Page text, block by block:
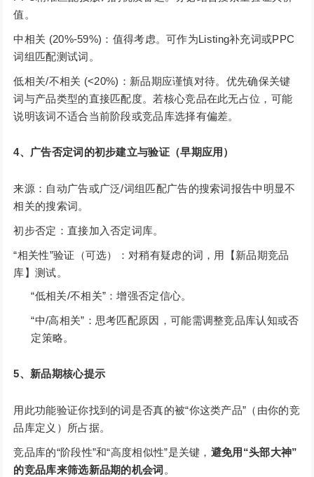
值。
中相关 (20%-59%)：值得考虑。可作为Listing补充词或PPC
词组匹配测试词。
低相关/不相关 (<20%)：新品期应谨慎对待。优先确保关键
词与产品类型的直接匹配度。若核心竞品在此无占位，可能
说明该词不适合当前阶段或竞品库选择有偏差。
4、广告否定词的初步建立与验证（早期应用）
来源：自动广告或广泛/词组匹配广告的搜索词报告中明显不
相关的搜索词。
初步否定：直接加入否定词库。
“相关性”验证（可选）：对稍有疑虑的词，用【新品期竞品
库】测试。
“低相关/不相关”：增强否定信心。
“中/高相关”：思考匹配原因，可能需调整竞品库认知或否
定策略。
5、新品期核心提示
用此功能验证你找到的词是否真的被“你这类产品”（由你的竞
品库定义）所占据。
竞品库的“阶段性”和“高度相似性”是关键， 避免用“头部大神”
的竞品库来筛选新品期的机会词 。